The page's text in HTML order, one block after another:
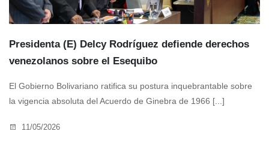
Presidenta (E) Delcy Rodríguez defiende derechos
venezolanos sobre el Esequibo
El Gobierno Bolivariano ratifica su postura inquebrantable sobre
la vigencia absoluta del Acuerdo de Ginebra de 1966 [...]
11/05/2026